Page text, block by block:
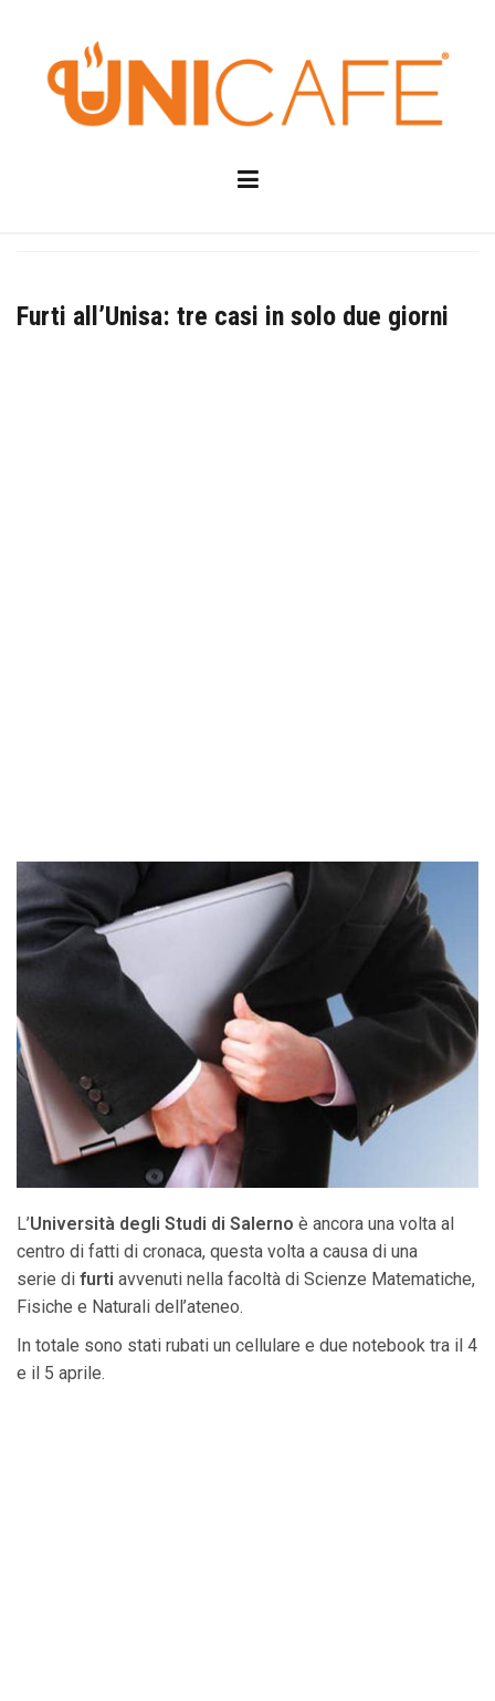
content
Furti all’Unisa: tre casi in solo due giorni
L’Università degli Studi di Salerno è ancora una volta al
centro di fatti di cronaca, questa volta a causa di una
serie di furti avvenuti nella facoltà di Scienze Matematiche,
Fisiche e Naturali dell’ateneo.
In totale sono stati rubati un cellulare e due notebook tra il 4
e il 5 aprile.